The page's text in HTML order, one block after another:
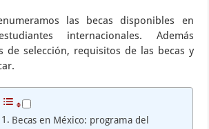
las becas disponibles en
internacionales. Además
de selección, requisitos de las becas y
Becas en México: programa del